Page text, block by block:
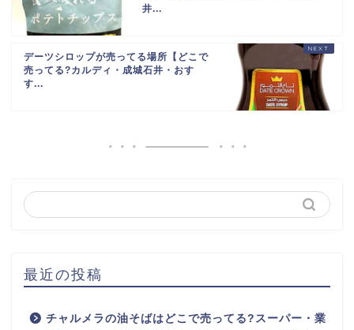
井...
デーツシロップが売ってる場所【どこで
売ってる?カルディ・成城石井・おす
す...
最近の投稿
チャルメラの油そばはどこで売ってる?スーパー・業